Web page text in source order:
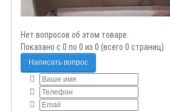
Нет вопросов об этом товаре.
Показано с 0 по 0 из 0 (всего 0 страниц)
Написать вопрос